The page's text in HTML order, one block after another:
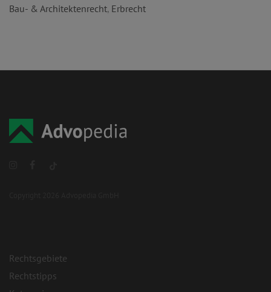
Bau- & Architektenrecht, Erbrecht
Rechtsgebiete
Rechtstipps